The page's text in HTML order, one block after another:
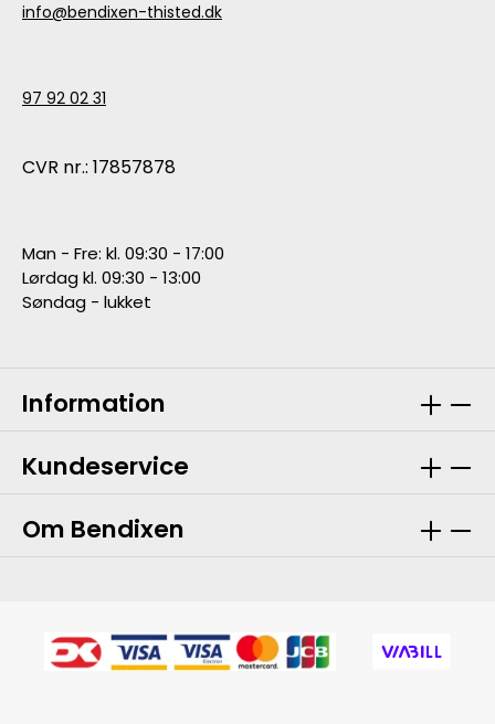
info@bendixen-thisted.dk
97 92 02 31
CVR nr.: 17857878
Man - Fre: kl. 09:30 - 17:00
Lørdag kl. 09:30 - 13:00
Søndag - lukket
Information
Kundeservice
Om Bendixen